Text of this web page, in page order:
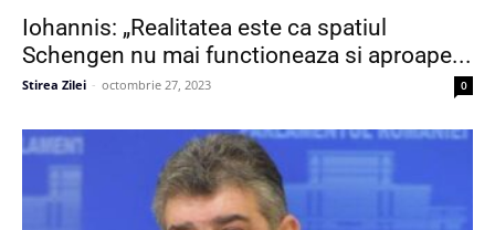
Iohannis: „Realitatea este ca spatiul
Schengen nu mai functioneaza si aproape...
Stirea Zilei - octombrie 27, 2023 0